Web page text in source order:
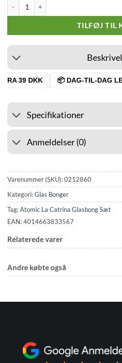
TILFØJ TIL
39 DKK 📦 DAG-TIL-DAG
Specifikationer
Anmeldelser (0)
Varenummer (SKU):0212860
Kategori:Glas Bonger
Tag:Atomic La Catrina Glasbong Sæt
EAN: 4014663833567
Relaterede varer
Andre købte også